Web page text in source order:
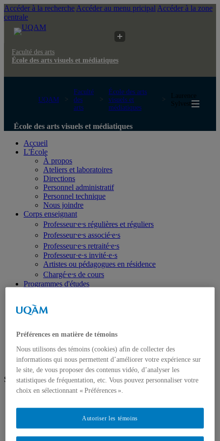
Accéder à la recherche Accéder au menu pricipal Accéder à la zone
centrale
Faculté des arts
École des arts visuels et médiatiques
UQAM
Faculté
des
arts
École des arts
visuels et
médiatiques
Laurence
Sylvestre
École des arts visuels et médiatiques
Accueil
L'École
À propos
Ateliers et laboratoires
Directions
Personnel administratif
Personnel technique
Nous joindre
Corps enseignant
Professeur⸱e⸱s régulières et réguliers
Professeur⸱e⸱s associé⸱e⸱s
Professeur⸱e⸱s retraité⸱e⸱s
Professeur·e·s invité·e·s
Artistes ou pédagogues en résidence
Chargé⸱e⸱s de cours
Programmes d'études
Troisième cycle
Publications
Prix, bourses et distinctions
Suivez-nous
Préférences en matière de témoins
Nous utilisons des témoins (cookies) afin de collecter des
informations qui nous permettent d’améliorer votre expérience sur
le site, de vous proposer des contenus vidéo, d’analyser les
statistiques de fréquentation, etc. Vous pouvez personnaliser votre
choix en sélectionnant « Préférences ».
Autoriser les témoins